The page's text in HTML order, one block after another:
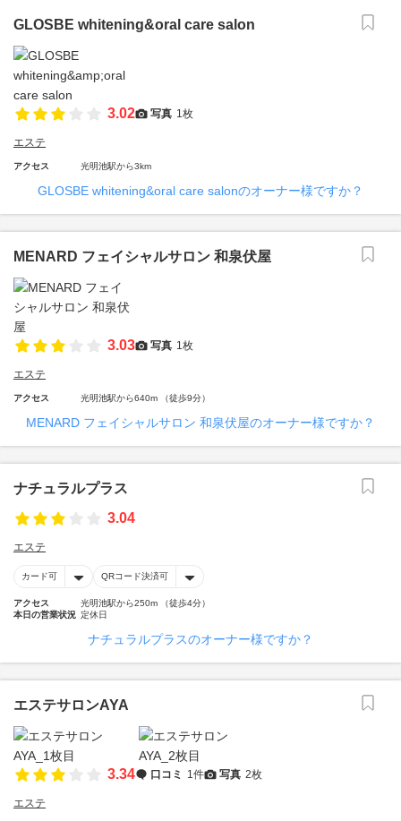
GLOSBE whitening&oral care salon
3.02 写真 1枚
エステ
アクセス 光明池駅から3km
GLOSBE whitening&oral care salonのオーナー様ですか？
MENARD フェイシャルサロン 和泉伏屋
3.03 写真 1枚
エステ
アクセス 光明池駅から640m （徒歩9分）
MENARD フェイシャルサロン 和泉伏屋のオーナー様ですか？
ナチュラルプラス
3.04
エステ
カード可 QRコード決済可
アクセス
光明池駅から250m （徒歩4分）
本日の営業状況 定休日
ナチュラルプラスのオーナー様ですか？
エステサロンAYA
3.34 口コミ 1件 写真 2枚
エステ